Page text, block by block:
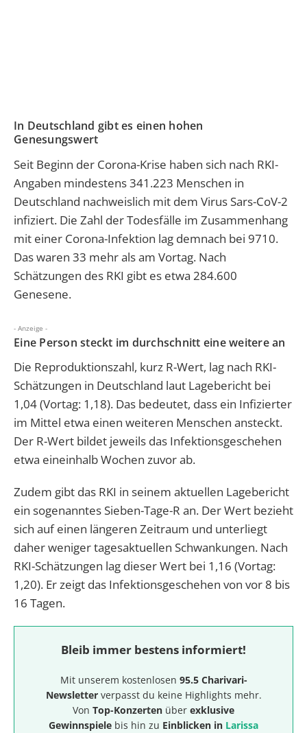
In Deutschland gibt es einen hohen
Genesungswert
Seit Beginn der Corona-Krise haben sich nach RKI-
Angaben mindestens 341.223 Menschen in
Deutschland nachweislich mit dem Virus Sars-CoV-2
infiziert. Die Zahl der Todesfälle im Zusammenhang
mit einer Corona-Infektion lag demnach bei 9710.
Das waren 33 mehr als am Vortag. Nach
Schätzungen des RKI gibt es etwa 284.600
Genesene.
- Anzeige -
Eine Person steckt im durchschnitt eine weitere an
Die Reproduktionszahl, kurz R-Wert, lag nach RKI-
Schätzungen in Deutschland laut Lagebericht bei
1,04 (Vortag: 1,18). Das bedeutet, dass ein Infizierter
im Mittel etwa einen weiteren Menschen ansteckt.
Der R-Wert bildet jeweils das Infektionsgeschehen
etwa eineinhalb Wochen zuvor ab.
Zudem gibt das RKI in seinem aktuellen Lagebericht
ein sogenanntes Sieben-Tage-R an. Der Wert bezieht
sich auf einen längeren Zeitraum und unterliegt
daher weniger tagesaktuellen Schwankungen. Nach
RKI-Schätzungen lag dieser Wert bei 1,16 (Vortag:
1,20). Er zeigt das Infektionsgeschehen von vor 8 bis
16 Tagen.
Bleib immer bestens informiert!
Mit unserem kostenlosen 95.5 Charivari-
Newsletterverpasst du keine Highlights mehr.
Von Top-Konzerten über exklusive
Gewinnspiele bis hin zu Einblicken in Larissa